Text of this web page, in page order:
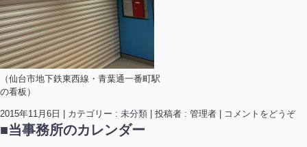
（仙台市地下鉄東西線・青葉通一番町駅
の看板）
2015年11月6日 カテゴリー : 未分類 投稿者 : 管理者 コメントをどうぞ
■当事務所のカレンダー